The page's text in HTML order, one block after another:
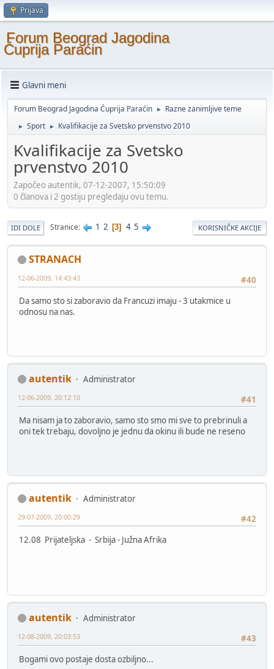
Prijava
Forum Beograd Jagodina
Ćuprija Paraćin
Glavni meni
Forum Beograd Jagodina Ćuprija Paraćin ► Razne zanimljive teme
► Sport ► Kvalifikacije za Svetsko prvenstvo 2010
Kvalifikacije za Svetsko
prvenstvo 2010
Započeo autentik, 07-12-2007, 15:50:09
0 članova i 2 gostiju pregledaju ovu temu.
IDI DOLE Stranice 1 2 3 4 5 KORISNIČKE AKCIJE
STRANACH
#40
12-06-2009, 14:43:43
Da samo sto si zaboravio da Francuzi imaju - 3 utakmice u
odnosu na nas.
autentik
Administrator
#41
12-06-2009, 20:12:10
Ma nisam ja to zaboravio, samo sto smo mi sve to prebrinuli a
oni tek trebaju, dovoljno je jednu da okinu ili bude ne reseno
autentik
Administrator
#42
29-07-2009, 20:00:29
12.08 Prijateljska - Srbija - Južna Afrika
autentik
Administrator
#43
12-08-2009, 20:03:53
Bogami ovo postaje dosta ozbiljno...